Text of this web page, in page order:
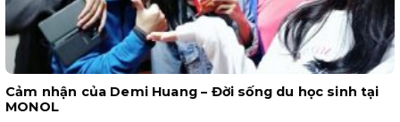
Cảm nhận của Demi Huang – Đời sống du học sinh tại
MONOL